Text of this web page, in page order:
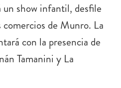
un show infantil, desfile
de Munro. La
con la presencia de
Tamanini y La